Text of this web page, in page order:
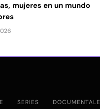
mujeres en un mundo
SERIES